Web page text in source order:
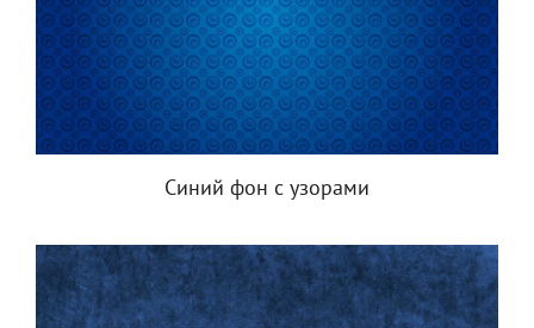
Синий фон с узорами